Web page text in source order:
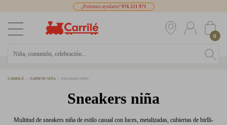
¿Podemos ayudarte? 976 221 971
0
CARRILÉ ZAPATOS NIÑA SNEAKERS NIÑA
Sneakers niña
Multitud de sneakers niña de estilo casual con luces, metalizadas, cubiertas de birlli-